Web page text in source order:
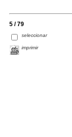
5 / 79
seleccionar
imprimir